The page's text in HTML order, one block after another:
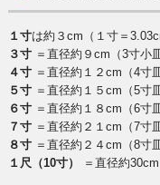
１寸は約３cm（１寸＝
３寸 ＝直径約９cm（3寸小
４寸 ＝直径約１２cm（4寸
５寸 ＝直径約１５cm（5寸
６寸 ＝直径約１８cm（6寸
７寸 ＝直径約２１cm（7寸
８寸 ＝直径約２４cm（8寸
１尺（10寸）
＝直径約30cm